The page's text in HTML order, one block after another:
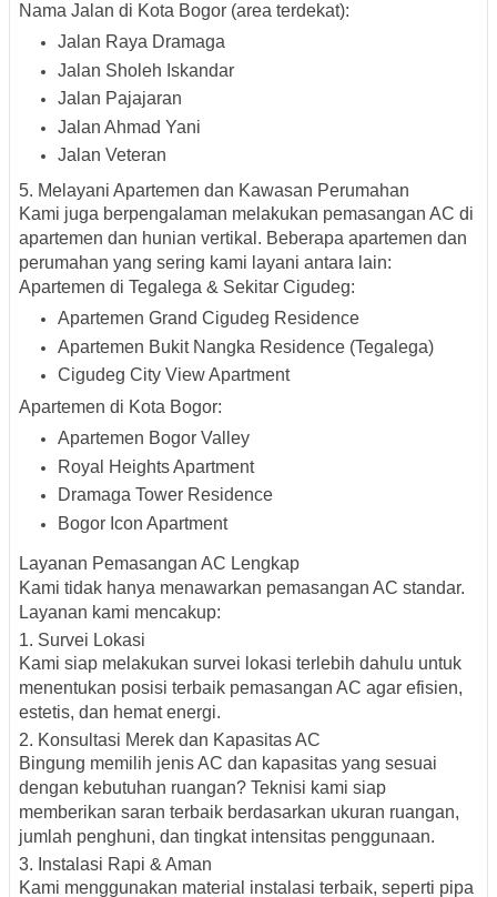
Nama Jalan di Kota Bogor (area terdekat):
Jalan Raya Dramaga
Jalan Sholeh Iskandar
Jalan Pajajaran
Jalan Ahmad Yani
Jalan Veteran
5. Melayani Apartemen dan Kawasan Perumahan
Kami juga berpengalaman melakukan pemasangan AC di
apartemen dan hunian vertikal. Beberapa apartemen dan
perumahan yang sering kami layani antara lain:
Apartemen di Tegalega & Sekitar Cigudeg:
Apartemen Grand Cigudeg Residence
Apartemen Bukit Nangka Residence (Tegalega)
Cigudeg City View Apartment
Apartemen di Kota Bogor:
Apartemen Bogor Valley
Royal Heights Apartment
Dramaga Tower Residence
Bogor Icon Apartment
Layanan Pemasangan AC Lengkap
Kami tidak hanya menawarkan pemasangan AC standar.
Layanan kami mencakup:
1. Survei Lokasi
Kami siap melakukan survei lokasi terlebih dahulu untuk
menentukan posisi terbaik pemasangan AC agar efisien,
estetis, dan hemat energi.
2. Konsultasi Merek dan Kapasitas AC
Bingung memilih jenis AC dan kapasitas yang sesuai
dengan kebutuhan ruangan? Teknisi kami siap
memberikan saran terbaik berdasarkan ukuran ruangan,
jumlah penghuni, dan tingkat intensitas penggunaan.
3. Instalasi Rapi & Aman
Kami menggunakan material instalasi terbaik, seperti pipa